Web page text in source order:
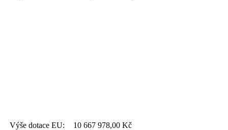
Výše dotace EU: 10 667 978,00 Kč